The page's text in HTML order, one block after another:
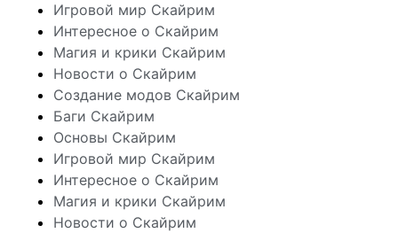
Игровой мир Скайрим
Интересное о Скайрим
Магия и крики Скайрим
Новости о Скайрим
Создание модов Скайрим
Баги Скайрим
Основы Скайрим
Игровой мир Скайрим
Интересное о Скайрим
Магия и крики Скайрим
Новости о Скайрим